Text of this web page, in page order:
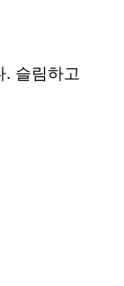
슬림하고